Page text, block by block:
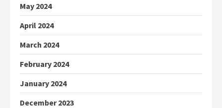
May 2024
April 2024
March 2024
February 2024
January 2024
December 2023